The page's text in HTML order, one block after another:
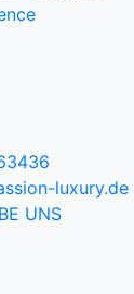
luxury.de
UNS